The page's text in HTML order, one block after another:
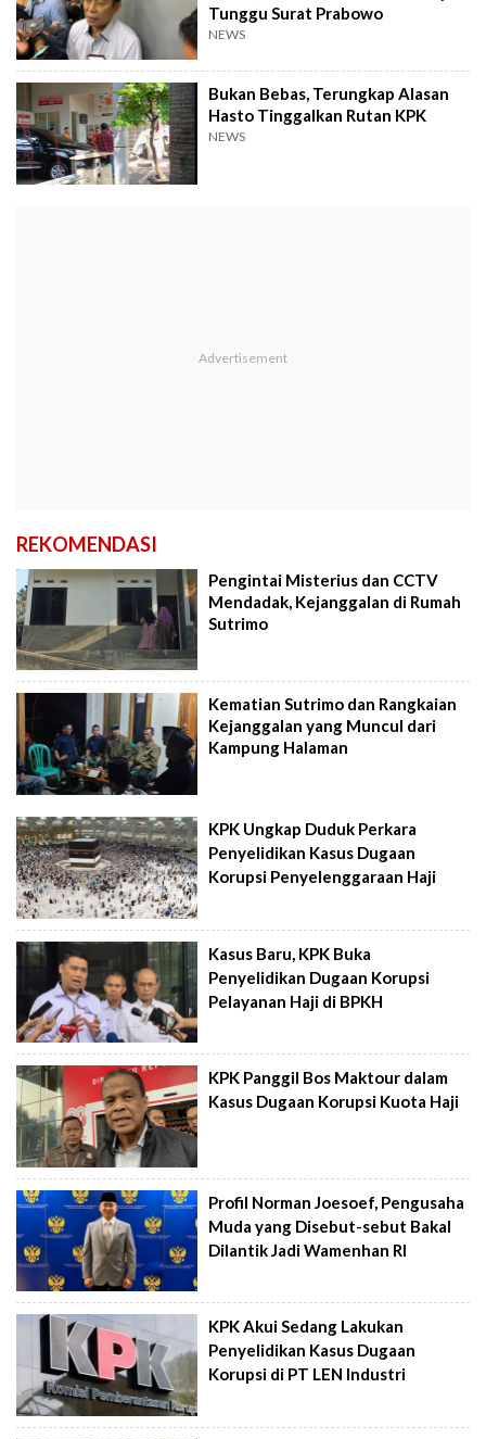
Tunggu Surat Prabowo
NEWS
Bukan Bebas, Terungkap Alasan
Hasto Tinggalkan Rutan KPK
NEWS
REKOMENDASI
Pengintai Misterius dan CCTV
Mendadak, Kejanggalan di Rumah
Sutrimo
Kematian Sutrimo dan Rangkaian
Kejanggalan yang Muncul dari
Kampung Halaman
KPK Ungkap Duduk Perkara
Penyelidikan Kasus Dugaan
Korupsi Penyelenggaraan Haji
Kasus Baru, KPK Buka
Penyelidikan Dugaan Korupsi
Pelayanan Haji di BPKH
KPK Panggil Bos Maktour dalam
Kasus Dugaan Korupsi Kuota Haji
Profil Norman Joesoef, Pengusaha
Muda yang Disebut-sebut Bakal
Dilantik Jadi Wamenhan RI
KPK Akui Sedang Lakukan
Penyelidikan Kasus Dugaan
Korupsi di PT LEN Industri